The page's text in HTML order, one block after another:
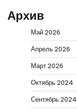
Архив
Май 2026
Апрель 2026
Март 2026
Октябрь 2024
Сентябрь 2024